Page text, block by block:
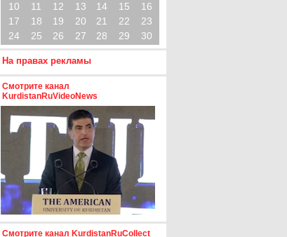
10
11 12 13 14 15
16
17
18 19 20 21 22
23
24
25 26 27 28 29 30
На правах рекламы
Смотрите канал
KurdistanRuVideoNews
Смотрите канал KurdistanRuCollect